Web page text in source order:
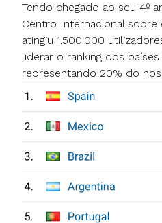
Tendo chegado ao seu 4º
Centro Internacional sobre
atingiu 1.500.000
liderar o ranking dos
representando 20% do